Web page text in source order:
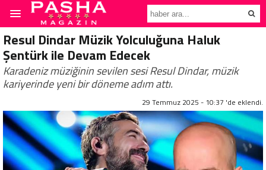
Resul Dindar Müzik Yolculuğuna Haluk
Şentürk ile Devam Edecek
Karadeniz müziğinin sevilen sesi Resul Dindar, müzik
kariyerinde yeni bir döneme adım attı.
29 Temmuz 2025 - 10:37 'de eklendi.